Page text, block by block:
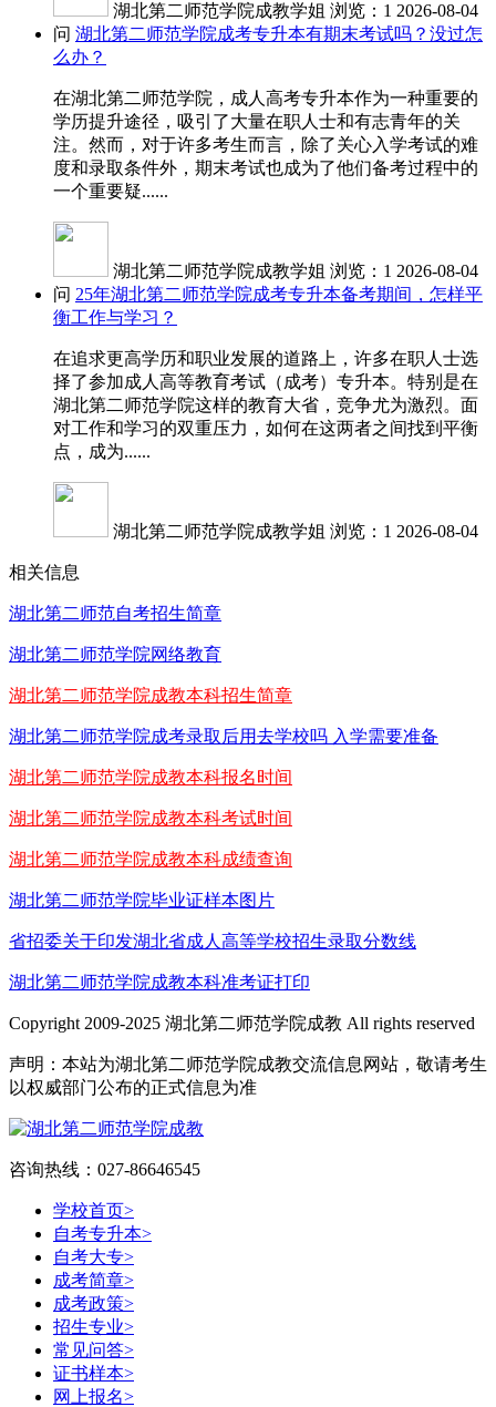
湖北第二师范学院成教学姐 浏览：1 2026-08-04
问 湖北第二师范学院成考专升本有期末考试吗？没过怎
么办？
在湖北第二师范学院，成人高考专升本作为一种重要的
学历提升途径，吸引了大量在职人士和有志青年的关
注。然而，对于许多考生而言，除了关心入学考试的难
度和录取条件外，期末考试也成为了他们备考过程中的
一个重要疑......
湖北第二师范学院成教学姐 浏览：1 2026-08-04
问 25年湖北第二师范学院成考专升本备考期间，怎样平
衡工作与学习？
在追求更高学历和职业发展的道路上，许多在职人士选
择了参加成人高等教育考试（成考）专升本。特别是在
湖北第二师范学院这样的教育大省，竞争尤为激烈。面
对工作和学习的双重压力，如何在这两者之间找到平衡
点，成为......
湖北第二师范学院成教学姐 浏览：1 2026-08-04
相关信息
湖北第二师范自考招生简章
湖北第二师范学院网络教育
湖北第二师范学院成教本科招生简章
湖北第二师范学院成考录取后用去学校吗 入学需要准备
湖北第二师范学院成教本科报名时间
湖北第二师范学院成教本科考试时间
湖北第二师范学院成教本科成绩查询
湖北第二师范学院毕业证样本图片
省招委关于印发湖北省成人高等学校招生录取分数线
湖北第二师范学院成教本科准考证打印
Copyright 2009-2025 湖北第二师范学院成教 All rights reserved
声明：本站为湖北第二师范学院成教交流信息网站，敬请考生
以权威部门公布的正式信息为准
咨询热线：027-86646545
学校首页>
自考专升本>
自考大专>
成考简章>
成考政策>
招生专业>
常见问答>
证书样本>
网上报名>